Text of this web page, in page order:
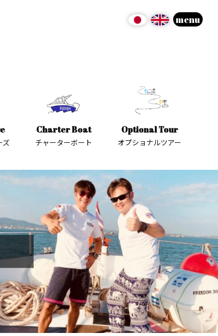
ズ
Charter Boat
チャーターボート
Optional Tour
オプショナルツアー
menu